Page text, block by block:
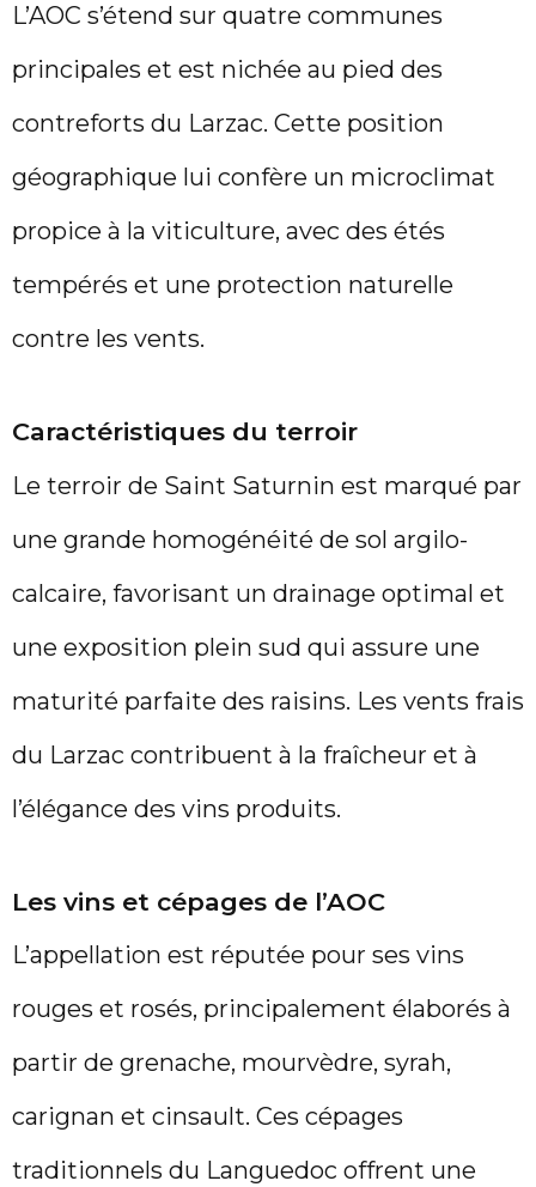
L’AOC s’étend sur quatre communes
principales et est nichée au pied des
contreforts du Larzac. Cette position
géographique lui confère un microclimat
propice à la viticulture, avec des étés
tempérés et une protection naturelle
contre les vents.
Caractéristiques du terroir
Le terroir de Saint Saturnin est marqué par
une grande homogénéité de sol argilo-
calcaire, favorisant un drainage optimal et
une exposition plein sud qui assure une
maturité parfaite des raisins. Les vents frais
du Larzac contribuent à la fraîcheur et à
l’élégance des vins produits.
Les vins et cépages de l’AOC
L’appellation est réputée pour ses vins
rouges et rosés, principalement élaborés à
partir de grenache, mourvèdre, syrah,
carignan et cinsault. Ces cépages
traditionnels du Languedoc offrent une